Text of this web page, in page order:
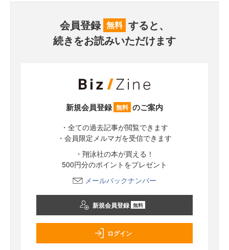
会員登録 無料 すると、
続きをお読みいただけます
新規会員登録 無料 のご案内
・全ての過去記事が閲覧できます
・会員限定メルマガを受信できます
・翔泳社の本が買える！
500円分のポイントをプレゼント
メールバックナンバー
新規会員登録 無料
ログイン